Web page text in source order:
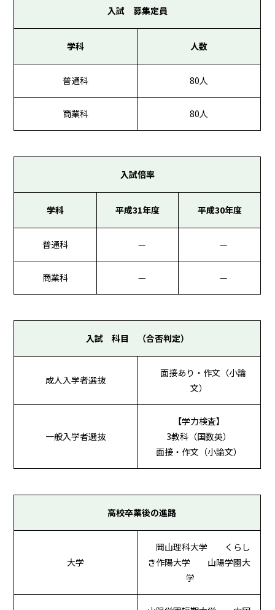
入試 募集定員
学科 人数
普通科 80人
商業科 80人
入試倍率
学科 平成31年度 平成30年度
普通科 — —
商業科 — —
入試 科目 （合否判定）
成人入学者選抜
面接あり・作文（小論
文）
一般入学者選抜
【学力検査】
3教科（国数英）
面接・作文（小論文）
高校卒業後の進路
大学
岡山理科大学 くらし
き作陽大学 山陽学園大
学